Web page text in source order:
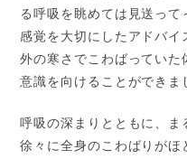
る呼吸を眺めては見送って
感覚を大切にしたアドバイ
外の寒さでこわばってい
意識を向けることができま
呼吸の深まりとともに、ま
徐々に全身のこわばりが